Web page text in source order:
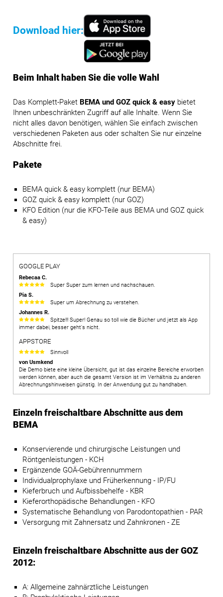
Download hier:
Beim Inhalt haben Sie die volle Wahl
Das Komplett-Paket BEMA und GOZ quick & easy bietet
Ihnen unbeschränkten Zugriff auf alle Inhalte. Wenn Sie
nicht alles davon benötigen, wählen Sie einfach zwischen
verschiedenen Paketen aus oder schalten Sie nur einzelne
Abschnitte frei.
Pakete
BEMA quick & easy komplett (nur BEMA)
GOZ quick & easy komplett (nur GOZ)
KFO Edition (nur die KFO-Teile aus BEMA und GOZ quick
& easy)
GOOGLE PLAY
Rebecaa C.
Super Super zum lernen und nachschauen.
Pia S.
Super um Abrechnung zu verstehen.
Johannes R.
Spitze!!! Super! Genau so toll wie die Bücher und jetzt als App
immer dabei, besser geht's nicht.
APPSTORE
Sinnvoll
von Usmkend
Die Demo biete eine kleine Übersicht, gut ist das einzelne Bereiche erworben
werden können, aber auch die gesamt Version ist im Verhältnis zu anderen
Abrechnungshinweisen günstig. In der Anwendung gut zu handhaben.
Einzeln freischaltbare Abschnitte aus dem
BEMA
Konservierende und chirurgische Leistungen und
Röntgenleistungen - KCH
Ergänzende GOÄ-Gebührennummern
Individualprophylaxe und Früherkennung - IP/FU
Kieferbruch und Aufbissbehelfe - KBR
Kieferorthopädische Behandlungen - KFO
Systematische Behandlung von Parodontopathien - PAR
Versorgung mit Zahnersatz und Zahnkronen - ZE
Einzeln freischaltbare Abschnitte aus der GOZ
2012:
A: Allgemeine zahnärztliche Leistungen